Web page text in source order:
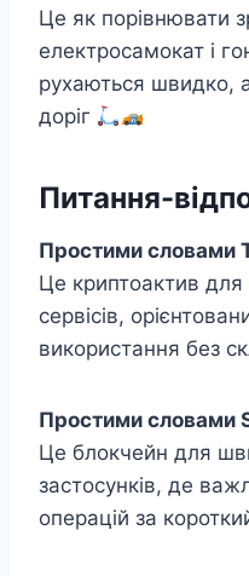
Це як порівнювати
електросамокат і
рухаються швидко,
доріг
Питання-
Простими словами
Це криптоактив для
сервісів,
використання без
Простими словами
Це блокчейн для
застосунків, де
операцій за